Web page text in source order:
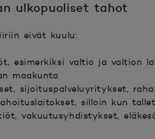
ulkopuoliset tahot
eivät kuulu:
esimerkiksi valtio ja valtion
maakunta
sijoituspalveluyritykset,
silloin kun
vakuutusyhdistykset,